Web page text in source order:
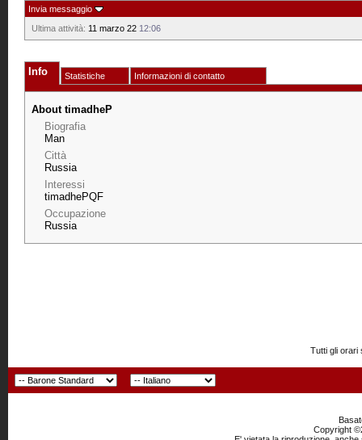
Invia messaggio
Ultima attività: 11 marzo 22 12:06
Info Statistiche Informazioni di contatto
About timadheP
Biografia
Man
Città
Russia
Interessi
timadhePQF
Occupazione
Russia
Tutti gli orari
Copyright